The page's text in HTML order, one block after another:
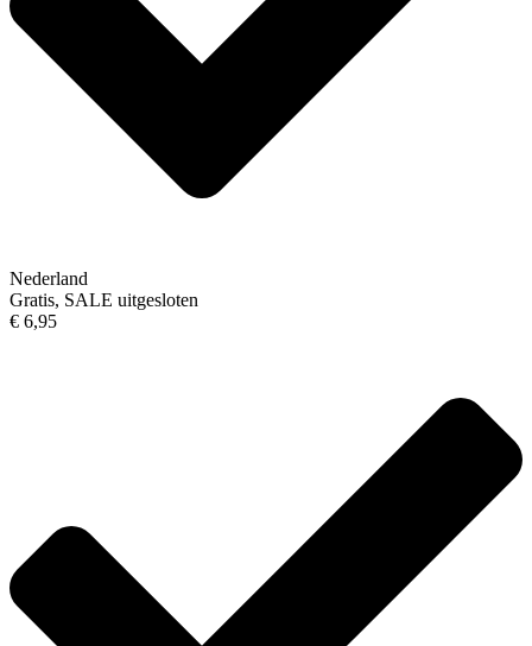
Nederland
Gratis, SALE uitgesloten
€ 6,95